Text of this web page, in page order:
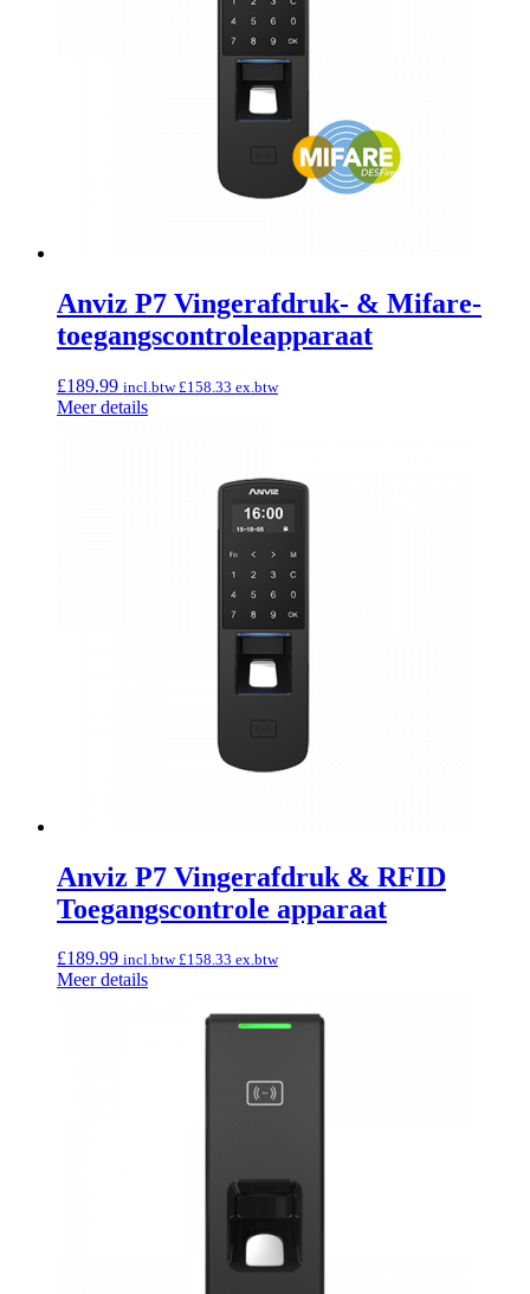
Anviz P7 Vingerafdruk- & Mifare-
toegangscontroleapparaat
£189.99 incl.btw£158.33 ex.btw
Meer details
Anviz P7 Vingerafdruk & RFID
Toegangscontrole apparaat
£189.99 incl.btw£158.33 ex.btw
Meer details